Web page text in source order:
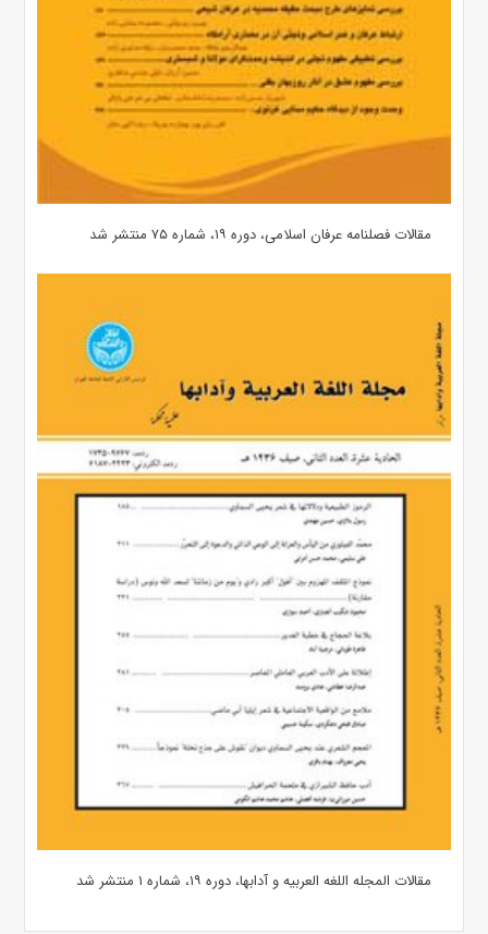
مقالات فصلنامه عرفان اسلامی، دوره ۱۹، شماره ۷۵ منتشر شد
مقالات المجله اللغه العربیه و آدابها، دوره ۱۹، شماره ۱ منتشر شد